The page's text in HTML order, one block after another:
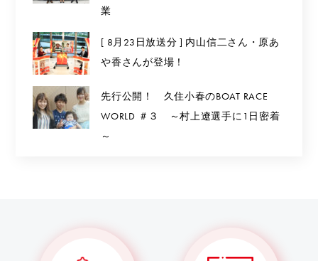
業
[ 8月23日放送分 ] 内山信二さん・原あ
や香さんが登場！
先行公開！ 久住小春のBOAT RACE
WORLD ＃３ ～村上遼選手に1日密着
～